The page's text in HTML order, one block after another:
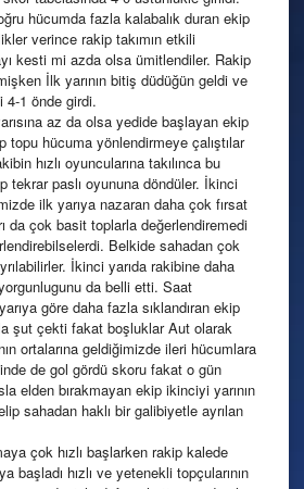
hücumda fazla kalabalık duran ekip
verince rakip takımın etkili
kesti mi azda olsa ümitlendiler. Rakip
İlk yarının bitiş düdüğün geldi ve
4-1 önde girdi.
az da olsa yedide başlayan ekip
topu hücuma yönlendirmeye çalıştılar
hızlı oyuncularına takılınca bu
tekrar paslı oyununa döndüler. İkinci
ilk yarıya nazaran daha çok fırsat
da çok basit toplarla değerlendiremedi
Belkide sahadan çok
İkinci yarıda rakibine daha
da belli etti. Saat
göre daha fazla sıklandıran ekip
şut çekti fakat boşluklar Aut olarak
ortalarına geldiğimizde ileri hücumlara
de gol gördü skoru fakat o gün
elden bırakmayan ekip ikinciyi yarının
sahadan haklı bir galibiyetle ayrılan
çok hızlı başlarken rakip kalede
başladı hızlı ve yetenekli topçularının